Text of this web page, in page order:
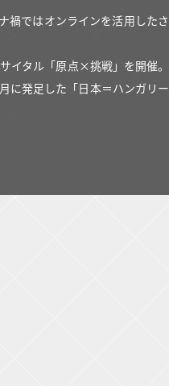
禍ではオンラインを活用したさ
イタル「原点×挑戦」を開催。
に発足した「日本＝ハンガリー